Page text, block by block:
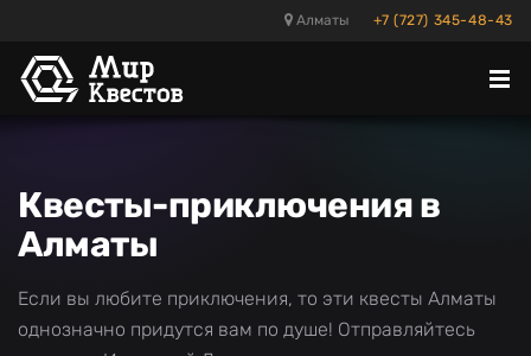
Алматы +7 (727) 345-48-43
Квесты-приключения в
Алматы
Если вы любите приключения, то эти квесты Алматы
однозначно придутся вам по душе! Отправляйтесь